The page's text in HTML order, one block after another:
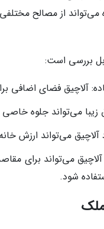
از مصالح
بررسی است:
آلاچیق فضای اضافی
زیبا می‌تواند جلوه
می‌تواند ارزش
می‌تواند برای
شود.
ملک